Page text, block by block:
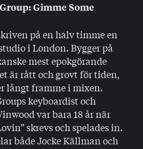
Gimme Some
på en halv timme en
i London. Bygger på
mest epokgörande
är rått och grovt för tiden,
långt framme i mixen.
keyboardist och
var bara 18 år när
skrevs och spelades in.
både Jocke Källman och